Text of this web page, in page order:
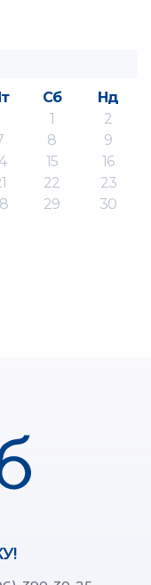
Сб
Нд
1
2
8
9
15
16
22
23
29
30